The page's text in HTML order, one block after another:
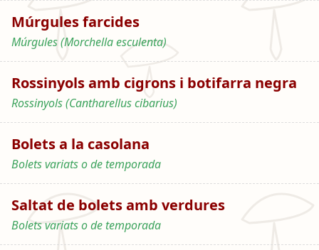
Múrgules farcides
Múrgules (Morchella esculenta)
Rossinyols amb cigrons i botifarra negra
Rossinyols (Cantharellus cibarius)
Bolets a la casolana
Bolets variats o de temporada
Saltat de bolets amb verdures
Bolets variats o de temporada